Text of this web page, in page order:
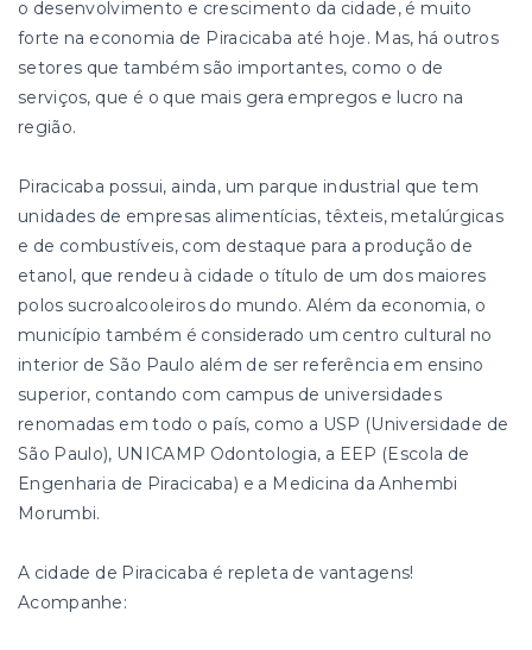
o desenvolvimento e crescimento da cidade, é muito
forte na economia de Piracicaba até hoje. Mas, há outros
setores que também são importantes, como o de
serviços, que é o que mais gera empregos e lucro na
região.
Piracicaba possui, ainda, um parque industrial que tem
unidades de empresas alimentícias, têxteis, metalúrgicas
e de combustíveis, com destaque para a produção de
etanol, que rendeu à cidade o título de um dos maiores
polos sucroalcooleiros do mundo. Além da economia, o
município também é considerado um centro cultural no
interior de São Paulo além de ser referência em ensino
superior, contando com campus de universidades
renomadas em todo o país, como a USP (Universidade de
São Paulo), UNICAMP Odontologia, a EEP (Escola de
Engenharia de Piracicaba) e a Medicina da Anhembi
Morumbi.
A cidade de Piracicaba é repleta de vantagens!
Acompanhe: